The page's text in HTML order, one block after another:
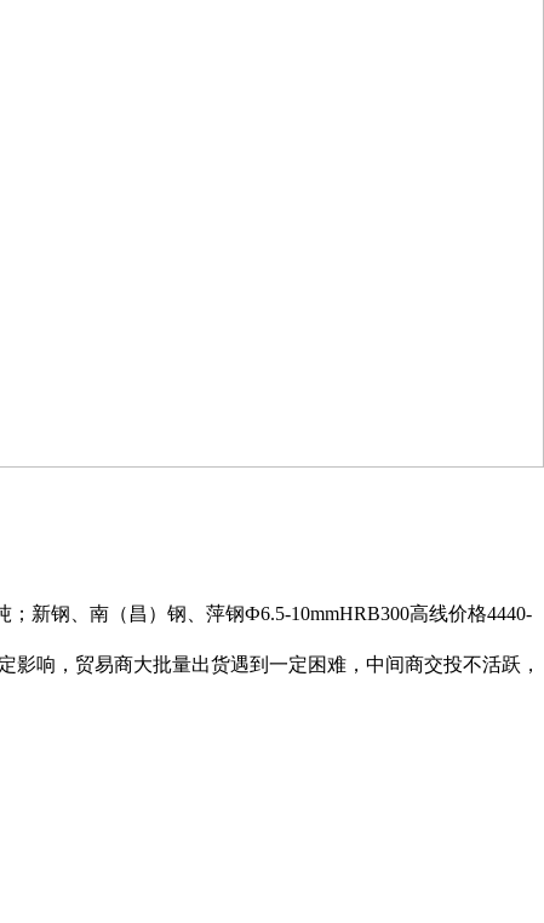
新钢、南（昌）钢、萍钢Ф6.5-10mmHRB300高线价格4440-
响，贸易商大批量出货遇到一定困难，中间商交投不活跃，